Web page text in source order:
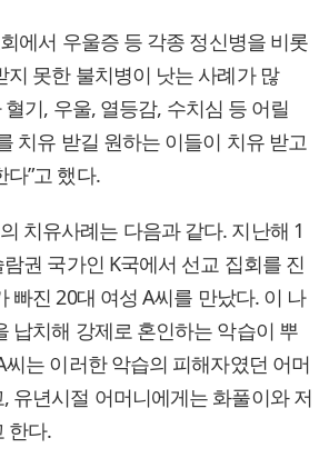
에서 우울증 등 각종 정신병을 비롯
지 못한 불치병이 낫는 사례가 많
혈기, 우울, 열등감, 수치심 등 어릴
치유 받길 원하는 이들이 치유 받고
”고 했다.
치유사례는 다음과 같다. 지난해 1
권 국가인 K국에서 선교 집회를 진
빠진 20대 여성 A씨를 만났다. 이 나
납치해 강제로 혼인하는 악습이 뿌
는 이러한 악습의 피해자였던 어머
유년시절 어머니에게는 화풀이와 저
한다.